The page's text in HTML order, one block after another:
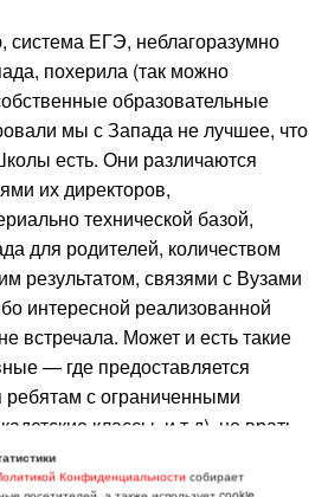
ЕГЭ, неблагоразумно
похерила (так можно
образовательные
мы с Запада не лучшее, что
есть. Они различаются
их директоров,
технической базой,
для родителей, количеством
результатом, связями с Вузами
интересной реализованной
встречала. Может и есть такие
— где предоставляется
ребятам с ограниченными
классы, и т.д), но врать
Конфиденциальности собирает